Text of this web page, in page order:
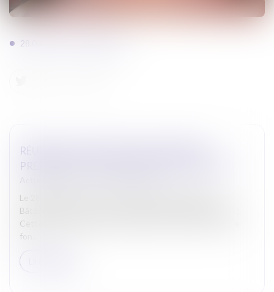
28.03.2025-montpellier.jpeg
RÉUNION À MONTPELLIER DU PREMIER
PRÉSIDENT ET DES BÂTONNIERS DU RESSORT
Le 28 mars 2025, à la Cour d’Appel de Montpellier, les
Bâtonniers du ressort ont rencontré le Premier Président.
Cette réunion a permis une discussion constructive sur le
fon...